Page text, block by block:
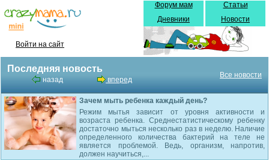
Войти на сайт
Форум мам
Дневники
Статьи
Новости
Последняя новость
назад вперед
Все новости
Зачем мыть ребенка каждый день?
Режим мытья зависит от уровня активности и
возраста ребенка. Среднестатистическому ребенку
достаточно мыться несколько раз в неделю. Наличие
определенного количества бактерий на теле не
является проблемой. Ведь, организм, напротив,
должен научиться,...